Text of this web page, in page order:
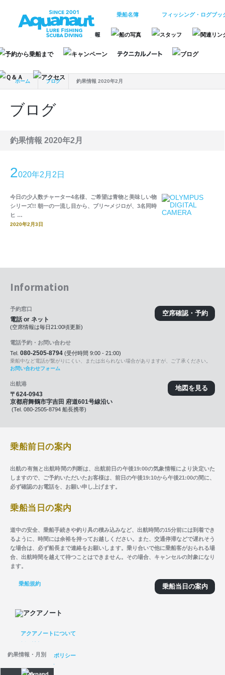
乗船名簿 フィッシング・ログブッ
ホーム ブログ 釣果情報 2020年2月
ブログ
釣果情報・月別
釣果情報 2020年2月
2020年2月2日
今日の少人数チャーター4名様、ご希望は青物と美味しい物
シリーズ!! 朝一の一流し目から、ブリ〜メジロが、3名同時
ヒ …
2020年2月3日
Information
空席確認・予約
予約窓口
電話 or ネット
(空席情報は毎日21:00頃更新)
電話予約・お問い合わせ
Tel. 080-2505-8794 (受付時間 9:00 - 21:00)
乗船中など電話が繋がりにくい、または出られない場合がありますが、ご了承ください。
お問い合わせフォーム
地図を見る
出航港
〒624-0943
京都府舞鶴市字吉田 府道601号線沿い
(Tel. 080-2505-8794 船長携帯)
乗船前日の案内
出航の有無と出航時間の判断は、出航前日の午後19:00の気象情報により決定いた
しますので、ご予約いただいたお客様は、前日の午後19:10から午後21:00の間に、
必ず確認のお電話を、お願い申し上げます。
乗船当日の案内
道中の安全、乗船手続きや釣り具の積み込みなど、出航時間の15分前には到着でき
るように、時間には余裕を持ってお越しください。また、交通停滞などで遅れそう
な場合は、必ず船長まで連絡をお願いします。乗り合いで他に乗船客がおられる場
合、出航時間を越えて待つことはできません。その場合、キャンセルの対象になり
ます。
乗船当日の案内
乗船規約
アクアノートについて
プライバシーポリシー